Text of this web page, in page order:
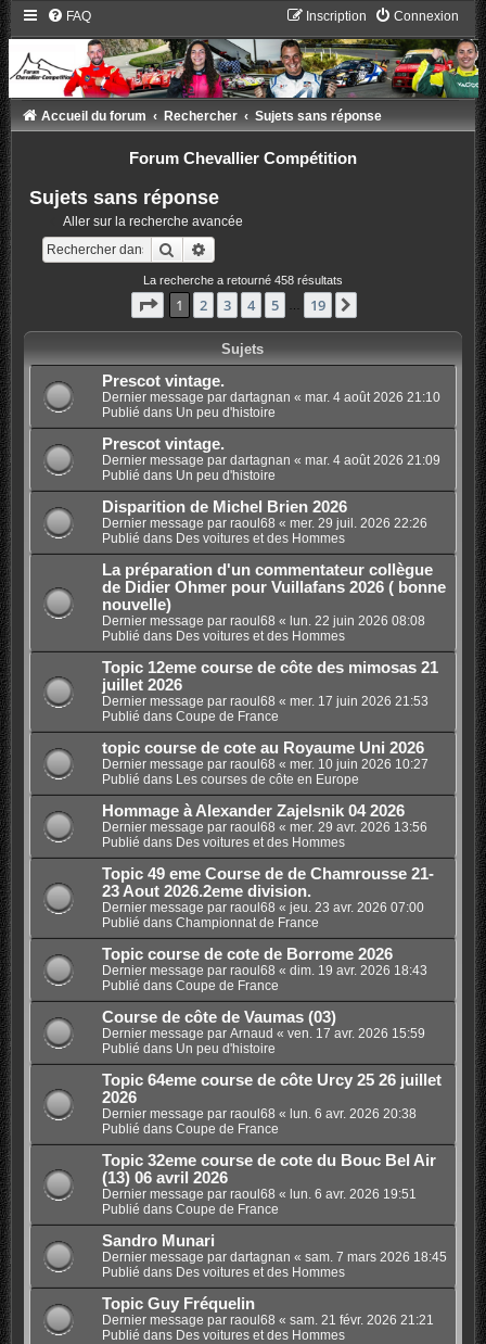
FAQ Connexion
Inscription
Accueil du forum Rechercher Sujets sans réponse
Forum Chevallier Compétition
Sujets sans réponse
Aller sur la recherche avancée
Rechercher
La recherche a retourné 458 résultats
Page 1sur19
1 2 3 4 5 19
Sujets
Prescot vintage.
Dernier message par dartagnan « mar. 4 août 2026 21:10
Publié dans Un peu d'histoire
Prescot vintage.
Dernier message par dartagnan « mar. 4 août 2026 21:09
Publié dans Un peu d'histoire
Disparition de Michel Brien 2026
Dernier message par raoul68 « mer. 29 juil. 2026 22:26
Publié dans Des voitures et des Hommes
La préparation d'un commentateur collègue
de Didier Ohmer pour Vuillafans 2026 ( bonne
nouvelle)
Dernier message par raoul68 « lun. 22 juin 2026 08:08
Publié dans Des voitures et des Hommes
Topic 12eme course de côte des mimosas 21
juillet 2026
Dernier message par raoul68 « mer. 17 juin 2026 21:53
Publié dans Coupe de France
topic course de cote au Royaume Uni 2026
Dernier message par raoul68 « mer. 10 juin 2026 10:27
Publié dans Les courses de côte en Europe
Hommage à Alexander Zajelsnik 04 2026
Dernier message par raoul68 « mer. 29 avr. 2026 13:56
Publié dans Des voitures et des Hommes
Topic 49 eme Course de de Chamrousse 21-
23 Aout 2026.2eme division.
Dernier message par raoul68 « jeu. 23 avr. 2026 07:00
Publié dans Championnat de France
Topic course de cote de Borrome 2026
Dernier message par raoul68 « dim. 19 avr. 2026 18:43
Publié dans Coupe de France
Course de côte de Vaumas (03)
Dernier message par Arnaud « ven. 17 avr. 2026 15:59
Publié dans Un peu d'histoire
Topic 64eme course de côte Urcy 25 26 juillet
2026
Dernier message par raoul68 « lun. 6 avr. 2026 20:38
Publié dans Coupe de France
Topic 32eme course de cote du Bouc Bel Air
(13) 06 avril 2026
Dernier message par raoul68 « lun. 6 avr. 2026 19:51
Publié dans Coupe de France
Sandro Munari
Dernier message par dartagnan « sam. 7 mars 2026 18:45
Publié dans Des voitures et des Hommes
Topic Guy Fréquelin
Dernier message par raoul68 « sam. 21 févr. 2026 21:21
Publié dans Des voitures et des Hommes